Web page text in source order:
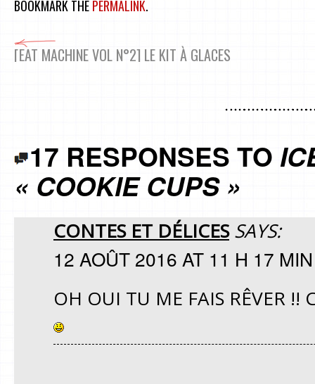
BOOKMARK THEPERMALINK.
[EAT MACHINE VOL N°2] LE KIT À GLACES
17 RESPONSES TO
« COOKIE CUPS »
CONTES ET DÉLICES SAYS:
12 AOÛT 2016 AT 11 H 17 MIN
OH OUI TU ME FAIS RÊVER !!